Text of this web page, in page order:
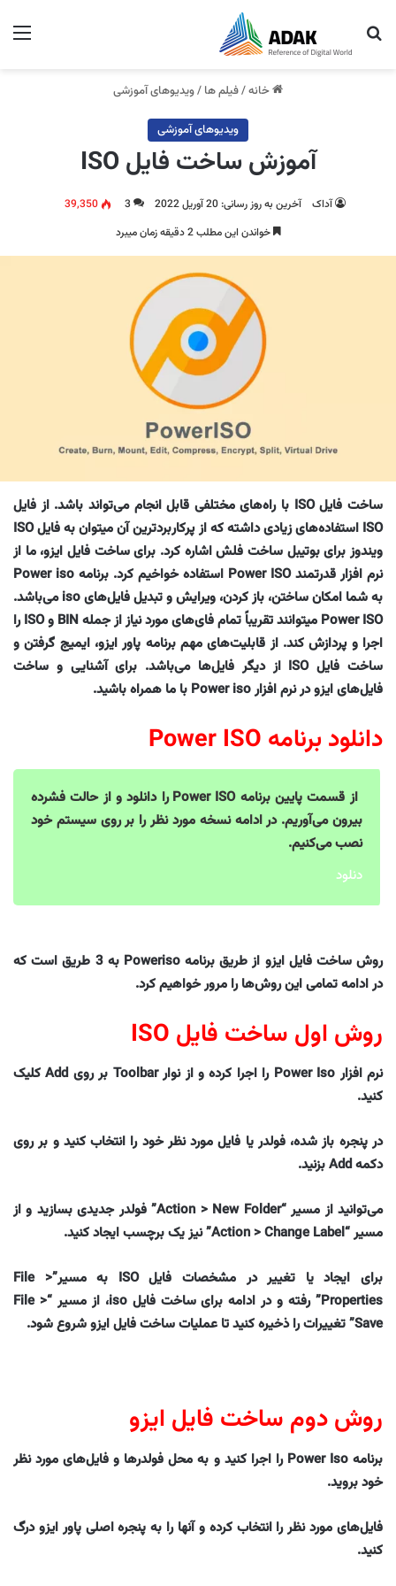
جستجو برای
خانه/فیلم ها /ویدیوهای آموزشی
ویدیوهای آموزشی
آموزش ساخت فایل ISO
آداک آخرین به روز رسانی: 20 آوریل 2022 3
39,350
خواندن این مطلب 2 دقیقه زمان میبرد
ساخت فایل ISO با راه‌های مختلفی قابل انجام می‌تواند باشد. از فایل
ISO استفاده‌های زیادی داشته که از پرکاربردترین آن میتوان به فایل ISO
ویندوز برای بوتیبل ساخت فلش اشاره کرد. برای ساخت فایل ایزو، ما از
نرم افزار قدرتمند Power ISO استفاده خواخیم کرد. برنامه Power iso
به شما امکان ساختن، باز کردن، ویرایش و تبدیل فایل‌های iso می‌باشد.
Power ISO میتوانند تقریباً تمام فای‌های مورد نیاز از جمله BIN و ISO را
اجرا و پردازش کند. از قابلیت‌های مهم برنامه پاور ایزو، ایمیج گرفتن و
ساخت فایل ISO از دیگر فایل‌ها می‌باشد. برای آشنایی و ساخت
فایل‌های ایزو در نرم افزار Power iso با ما همراه باشید.
دانلود برنامه Power ISO
از قسمت پایین برنامه Power ISO را دانلود و از حالت فشرده
بیرون می‌آوریم. در ادامه نسخه مورد نظر را بر روی سیستم خود
نصب می‌کنیم.
دنلود
روش ساخت فایل ایزو از طریق برنامه Poweriso به 3 طریق است که
در ادامه تمامی این روش‌ها را مرور خواهیم کرد.
روش اول ساخت فایل ISO
نرم افزار Power Iso را اجرا کرده و از نوار Toolbar بر روی Add کلیک
کنید.
در پنجره باز شده، فولدر یا فایل مورد نظر خود را انتخاب کنید و بر روی
دکمه Add بزنید.
می‌توانید از مسیر “Action > New Folder” فولدر جدیدی بسازید و از
مسیر “Action > Change Label” نیز یک برچسب ایجاد کنید.
برای ایجاد یا تغییر در مشخصات فایل ISO به مسیر”File >
Properties” رفته و در ادامه برای ساخت فایل iso، از مسیر “File >
Save” تغییرات را ذخیره کنید تا عملیات ساخت فایل ایزو شروع شود.
روش دوم ساخت فایل ایزو
برنامه Power Iso را اجرا کنید و به محل فولدرها و فایل‌های مورد نظر
خود بروید.
فایل‌های مورد نظر را انتخاب کرده و آنها را به پنجره اصلی پاور ایزو درگ
کنید.